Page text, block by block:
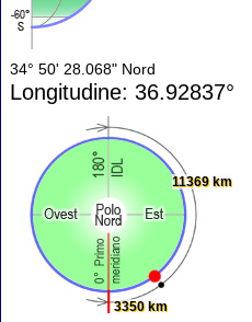
34° 50' 28.068" Nord
Longitudine: 36.92837°
3350 km
11369 km